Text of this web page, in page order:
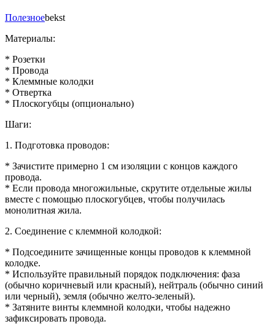
Полезноеbekst
Материалы:
* Розетки
* Провода
* Клеммные колодки
* Отвертка
* Плоскогубцы (опционально)
Шаги:
1. Подготовка проводов:
* Зачистите примерно 1 см изоляции с концов каждого
провода.
* Если провода многожильные, скрутите отдельные жилы
вместе с помощью плоскогубцев, чтобы получилась
монолитная жила.
2. Соединение с клеммной колодкой:
* Подсоедините зачищенные концы проводов к клеммной
колодке.
* Используйте правильный порядок подключения: фаза
(обычно коричневый или красный), нейтраль (обычно синий
или черный), земля (обычно желто-зеленый).
* Затяните винты клеммной колодки, чтобы надежно
зафиксировать провода.